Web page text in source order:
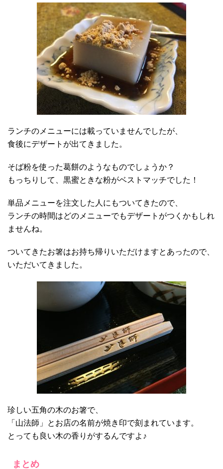
ランチのメニューには載っていませんでしたが、
食後にデザートが出てきました。
そば粉を使った葛餅のようなものでしょうか？
もっちりして、黒蜜ときな粉がベストマッチでした！
単品メニューを注文した人にもついてきたので、
ランチの時間はどのメニューでもデザートがつくかもしれ
ませんね。
ついてきたお箸はお持ち帰りいただけますとあったので、
いただいてきました。
珍しい五角の木のお箸で、
「山法師」とお店の名前が焼き印で刻まれています。
とっても良い木の香りがするんですよ♪
まとめ